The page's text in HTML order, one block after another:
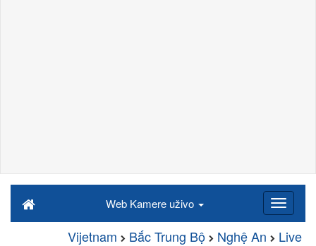
Web Kamere uživo
Vijetnam Bắc Trung Bộ Nghệ An Live